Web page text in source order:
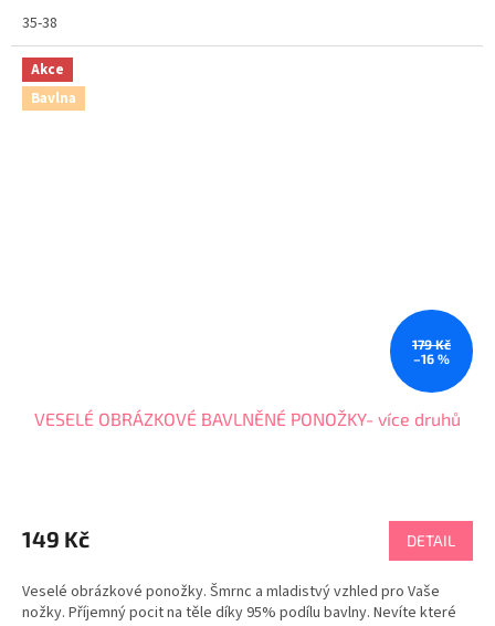
35-38
Akce
Bavlna
179 Kč
–16 %
VESELÉ OBRÁZKOVÉ BAVLNĚNÉ PONOŽKY- více druhů
produktu
je
z
5
149 Kč DETAIL
Veselé obrázkové ponožky. Šmrnc a mladistvý vzhled pro Vaše
nožky. Příjemný pocit na těle díky 95% podílu bavlny. Nevíte které